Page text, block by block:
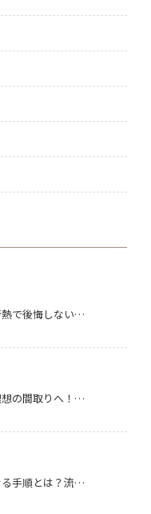
熱で後悔しない…
の間取りへ！…
手順とは？流…